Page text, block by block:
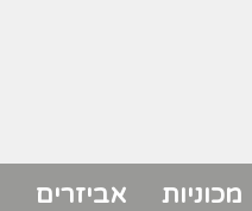
מכוניות אביזרים